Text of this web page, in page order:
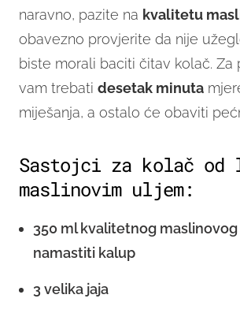
naravno, pazite na kvalitetu
obavezno provjerite da nije
biste morali baciti čitav kolač. Za
vam trebati desetak minuta
miješanja, a ostalo će obaviti
Sastojci za kolač od
maslinovim uljem:
350 ml kvalitetnog maslinovog
namastiti kalup
3 velika jaja